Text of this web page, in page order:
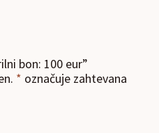
bon: 100 eur”
* označuje zahtevana